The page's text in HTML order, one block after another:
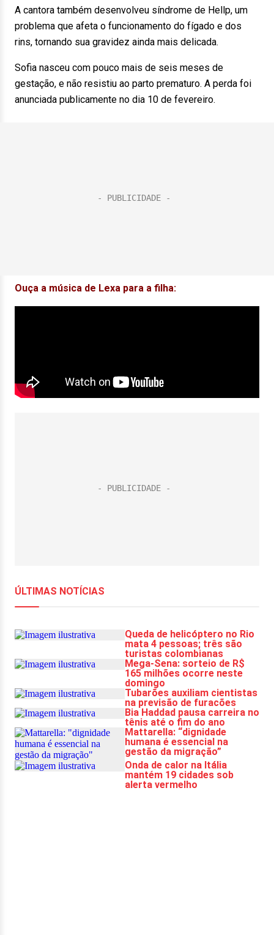
A cantora também desenvolveu síndrome de Hellp, um
problema que afeta o funcionamento do fígado e dos
rins, tornando sua gravidez ainda mais delicada.
Sofia nasceu com pouco mais de seis meses de
gestação, e não resistiu ao parto prematuro. A perda foi
anunciada publicamente no dia 10 de fevereiro.
Ouça a música de Lexa para a filha: